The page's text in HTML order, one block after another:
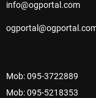
info@ogportal.com
Mob: 095-3722889
Mob: 095-5218353